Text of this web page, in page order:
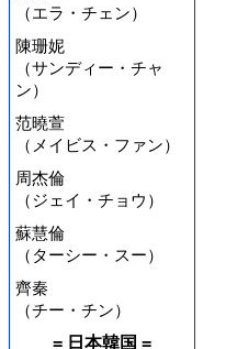
（エラ・チェン）
陳珊妮
（サンディー・チャ
ン）
范曉萱
（メイビス・ファン）
周杰倫
（ジェイ・チョウ）
蘇慧倫
（ターシー・スー）
齊秦
（チー・チン）
= 日本韓国 =